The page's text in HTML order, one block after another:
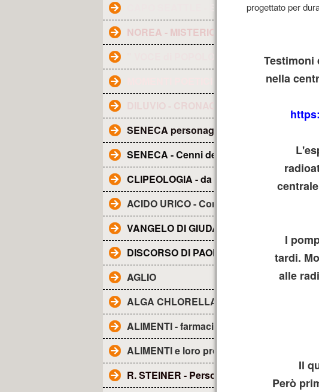
CAPO SEATTLE - Saggezza Indiana
NOREA - MISTERIOSA FIGURA
SENECA personaggio e Glossario
SENECA - Cenni della sua vita
CLIPEOLOGIA - da WIKIPEDIA
ACIDO URICO - Come abbassarlo
VANGELO DI GIUDA - Tradotto in italiano
DISCORSO DI PAOLO ALL'AEROPAGO
AGLIO
ALGA CHLORELLA - Proprietà
ALIMENTI - farmacia naturale
ALIMENTI e loro proprietà
R. STEINER - Personaggio
Testimoni
nella
I
tardi.
alle
Il
Però